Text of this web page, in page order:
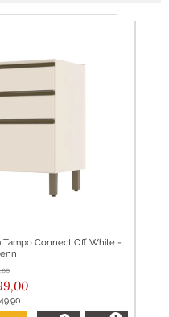
Tampo Connect Off White -